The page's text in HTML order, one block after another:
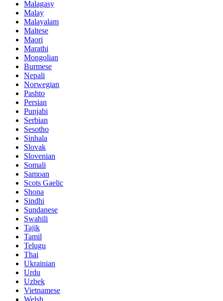
Malagasy
Malay
Malayalam
Maltese
Maori
Marathi
Mongolian
Burmese
Nepali
Norwegian
Pashto
Persian
Punjabi
Serbian
Sesotho
Sinhala
Slovak
Slovenian
Somali
Samoan
Scots Gaelic
Shona
Sindhi
Sundanese
Swahili
Tajik
Tamil
Telugu
Thai
Ukrainian
Urdu
Uzbek
Vietnamese